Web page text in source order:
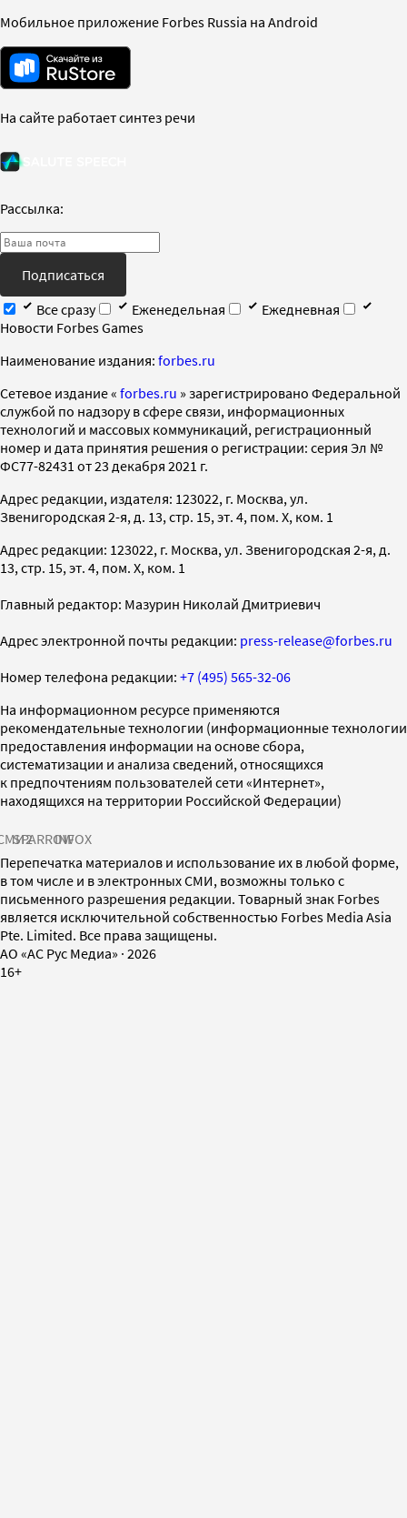
Мобильное приложение Forbes Russia на Android
На сайте работает синтез речи
Рассылка:
Подписаться
Все сразу
Еженедельная
Ежедневная
Новости Forbes Games
Наименование издания: forbes.ru
Cетевое издание « forbes.ru » зарегистрировано Федеральной
службой по надзору в сфере связи, информационных
технологий и массовых коммуникаций, регистрационный
номер и дата принятия решения о регистрации: серия Эл №
ФС77-82431 от 23 декабря 2021 г.
Адрес редакции, издателя: 123022, г. Москва, ул.
Звенигородская 2-я, д. 13, стр. 15, эт. 4, пом. X, ком. 1
Адрес редакции: 123022, г. Москва, ул. Звенигородская 2-я, д.
13, стр. 15, эт. 4, пом. X, ком. 1
Главный редактор: Мазурин Николай Дмитриевич
Адрес электронной почты редакции: press-release@forbes.ru
Номер телефона редакции: +7 (495) 565-32-06
На информационном ресурсе применяются
рекомендательные технологии (информационные технологии
предоставления информации на основе сбора,
систематизации и анализа сведений, относящихся
к предпочтениям пользователей сети «Интернет»,
находящихся на территории Российской Федерации)
SPARROWINFOX
Перепечатка материалов и использование их в любой форме,
в том числе и в электронных СМИ, возможны только с
письменного разрешения редакции. Товарный знак Forbes
является исключительной собственностью Forbes Media Asia
Pte. Limited. Все права защищены.
AO «АС Рус Медиа» · 2026
16+